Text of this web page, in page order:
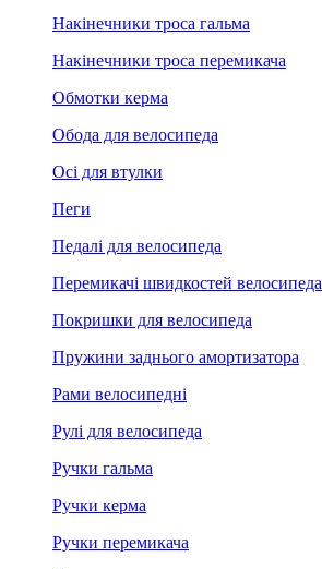
Накінечники троса гальма
Накінечники троса перемикача
Обмотки керма
Обода для велосипеда
Осі для втулки
Пеги
Педалі для велосипеда
Перемикачі швидкостей велосипеда
Покришки для велосипеда
Пружини заднього амортизатора
Рами велосипедні
Рулі для велосипеда
Ручки гальма
Ручки керма
Ручки перемикача